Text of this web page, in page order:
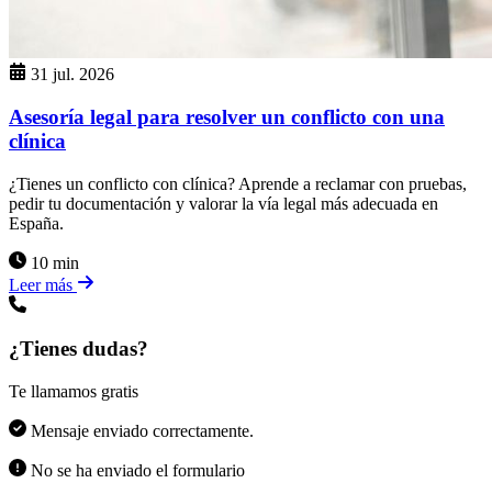
31 jul. 2026
Asesoría legal para resolver un conflicto con una
clínica
¿Tienes un conflicto con clínica? Aprende a reclamar con pruebas,
pedir tu documentación y valorar la vía legal más adecuada en
España.
10 min
Leer más
¿Tienes dudas?
Te llamamos gratis
Mensaje enviado correctamente.
No se ha enviado el formulario